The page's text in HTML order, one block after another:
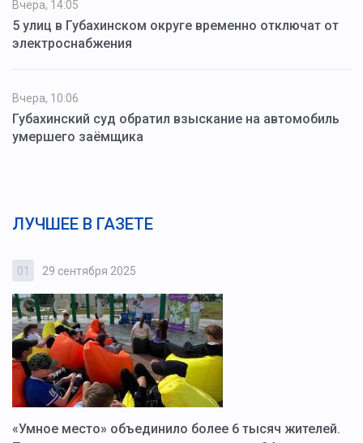
Вчера, 14:05
5 улиц в Губахинском округе временно отключат от
электроснабжения
Вчера, 10:06
Губахинский суд обратил взыскание на автомобиль
умершего заёмщика
ЛУЧШЕЕ В ГАЗЕТЕ
01 29 сентября 2025
«Умное место» объединило более 6 тысяч жителей.